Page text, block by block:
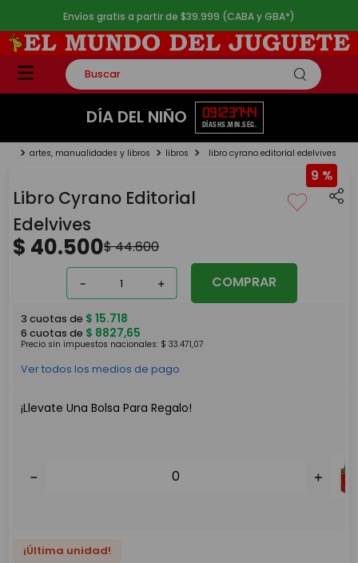
Envíos gratis a partir de $39.999 (CABA y GBA*)
Buscar
TÉRMINOS MÁS BUSCADOS
2.
lego
5. toy story
DÍA DEL NIÑO 09
DÍAS
12
HS.
37
MIN.
44
SEG.
artes, manualidades y libros libros libro cyrano editorial edelvives
9 %
Libro Cyrano Editorial
Edelvives
$ 40.500$44.600
＋
－ COMPRAR
3 cuotas de $ 15.718
6 cuotas de $ 8827,65
Precio sin impuestos nacionales: $ 33.471,07
Ver todos los medios de pago
¡Llevate Una Bolsa Para Regalo!
＋
－
¡Última unidad!